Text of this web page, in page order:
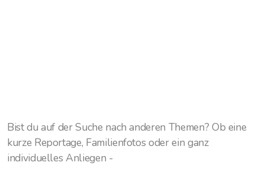
Bist du auf der Suche nach anderen Themen? Ob eine
kurze Reportage, Familienfotos oder ein ganz
individuelles Anliegen -